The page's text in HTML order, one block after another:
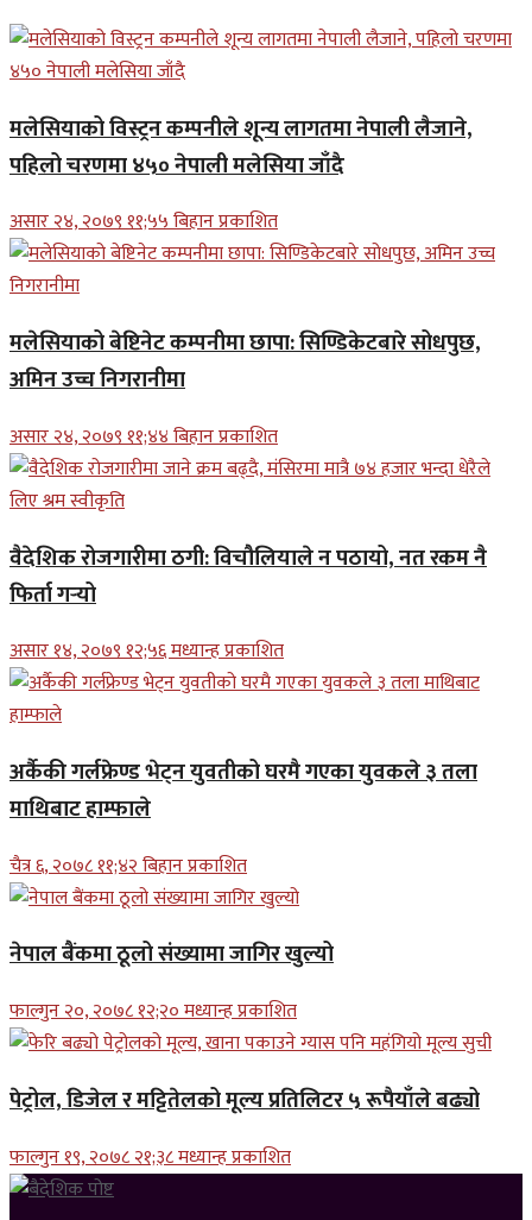
मलेसियाको विस्ट्रन कम्पनीले शून्य लागतमा नेपाली लैजाने,
पहिलो चरणमा ४५० नेपाली मलेसिया जाँदै
असार २४, २०७९ ११;५५ बिहान प्रकाशित
मलेसियाको बेष्टिनेट कम्पनीमा छापा: सिण्डिकेटबारे सोधपुछ,
अमिन उच्च निगरानीमा
असार २४, २०७९ ११;४४ बिहान प्रकाशित
वैदेशिक रोजगारीमा ठगी: विचौलियाले न पठायो, नत रकम नै
फिर्ता गर्‍यो
असार १४, २०७९ १२;५६ मध्यान्ह प्रकाशित
अर्कैकी गर्लफ्रेण्ड भेट्न युवतीको घरमै गएका युवकले ३ तला
माथिबाट हाम्फाले
चैत्र ६, २०७८ ११;४२ बिहान प्रकाशित
नेपाल बैंकमा ठूलो संख्यामा जागिर खुल्यो
फाल्गुन २०, २०७८ १२;२० मध्यान्ह प्रकाशित
पेट्रोल, डिजेल र मट्टितेलको मूल्य प्रतिलिटर ५ रूपैयाँले बढ्यो
फाल्गुन १९, २०७८ २१;३८ मध्यान्ह प्रकाशित